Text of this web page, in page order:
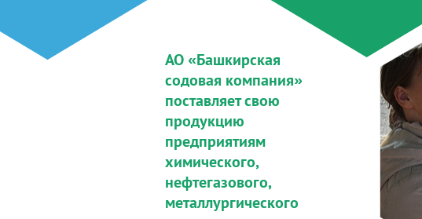
АО «Башкирская
содовая компания»
поставляет свою
продукцию
предприятиям
химического,
нефтегазового,
металлургического